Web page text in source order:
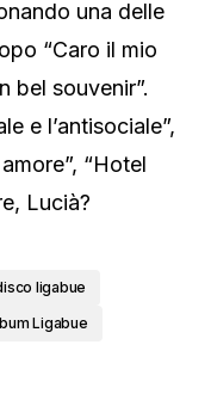
una delle
“Caro il mio
bel souvenir”.
e l’antisociale”,
“Hotel
Lucià?
ligabue
Ligabue